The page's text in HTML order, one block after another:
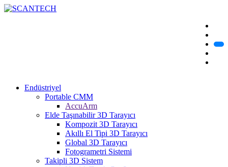
Endüstriyel
Portable CMM
AccuArm
Elde Taşınabilir 3D Tarayıcı
Kompozit 3D Tarayıcı
Akıllı El Tipi 3D Tarayıcı
Global 3D Tarayıcı
Fotogrametri Sistemi
Takipli 3D Sistem